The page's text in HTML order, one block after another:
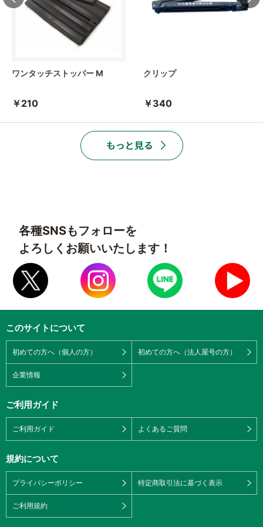
ワンタッチストッパー M
￥210
クリップ
￥340
各種SNSもフォローを
よろしくお願いいたします！
このサイトについて
初めての方へ（個人の方） 初めての方へ（法人屋号の方）
企業情報
ご利用ガイド
ご利用ガイド よくあるご質問
規約について
プライバシーポリシー 特定商取引法に基づく表示
ご利用規約